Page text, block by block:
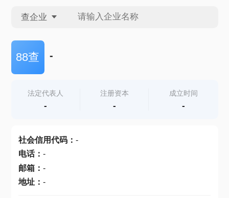
查企业
查企业
查产地
88查 -
法定代表人
-
注册资本
-
成立时间
-
社会信用代码： -
电话： -
邮箱： -
地址： -